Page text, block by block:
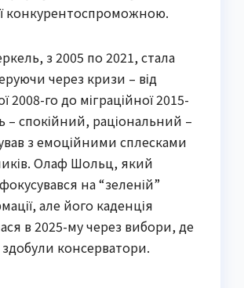
конкурентоспроможною.
з 2005 по 2021, стала
через кризи – від
2008-го до міграційної 2015-
– спокійний, раціональний –
з емоційними сплесками
Олаф Шольц, який
на “зеленій”
але його каденція
в 2025-му через вибори, де
консерватори.